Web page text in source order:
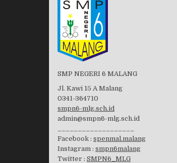
SMP NEGERI 6 MALANG
Jl. Kawi 15 A Malang
0341-364710
smpn6-mlg.sch.id
admin@smpn6-mlg.sch.id
Facebook : spenmal.malang
Instagram : smpn6malang
Twitter : SMPN6_MLG